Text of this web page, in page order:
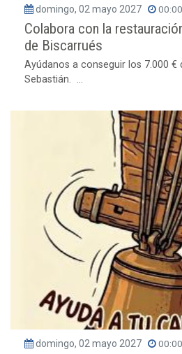
domingo, 02 mayo 2027 00:00
Colabora con la
de Biscarrués
Ayúdanos a conseguir los 7.000 €
Sebastián. ...
domingo, 02 mayo 2027 00:00